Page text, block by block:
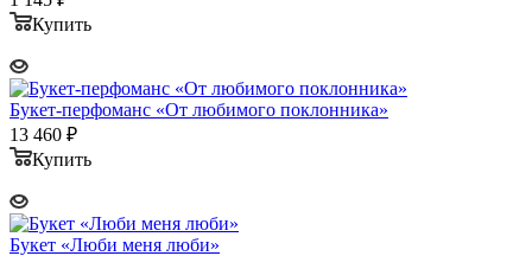
Купить
Букет-перфоманс «От любимого поклонника»
13 460 ₽
Купить
Букет «Люби меня люби»